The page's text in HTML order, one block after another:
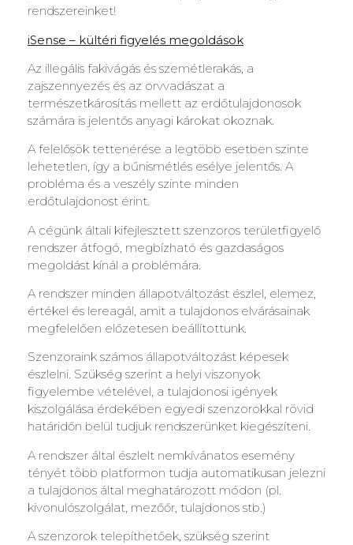
rendszereinket!
iSense – kültéri figyelés megoldások
Az illegális fakivágás és szemétlerakás, a
zajszennyezés és az orvvadászat a
természetkárosítás mellett az erdőtulajdonosok
számára is jelentős anyagi károkat okoznak.
A felelősök tettenérése a legtöbb esetben szinte
lehetetlen, így a bűnismétlés esélye jelentős. A
probléma és a veszély szinte minden
erdőtulajdonost érint.
A cégünk általi kifejlesztett szenzoros területfigyelő
rendszer átfogó, megbízható és gazdaságos
megoldást kínál a problémára.
A rendszer minden állapotváltozást észlel, elemez,
értékel és lereagál, amit a tulajdonos elvárásainak
megfelelően előzetesen beállítottunk.
Szenzoraink számos állapotváltozást képesek
észlelni. Szükség szerint a helyi viszonyok
figyelembe vételével, a tulajdonosi igények
kiszolgálása érdekében egyedi szenzorokkal rövid
határidőn belül tudjuk rendszerünket kiegészíteni.
A rendszer által észlelt nemkívánatos esemény
tényét több platformon tudja automatikusan jelezni
a tulajdonos által meghatározott módon (pl.
kivonulószolgálat, mezőőr, tulajdonos stb.)
A szenzorok telepíthetőek, szükség szerint